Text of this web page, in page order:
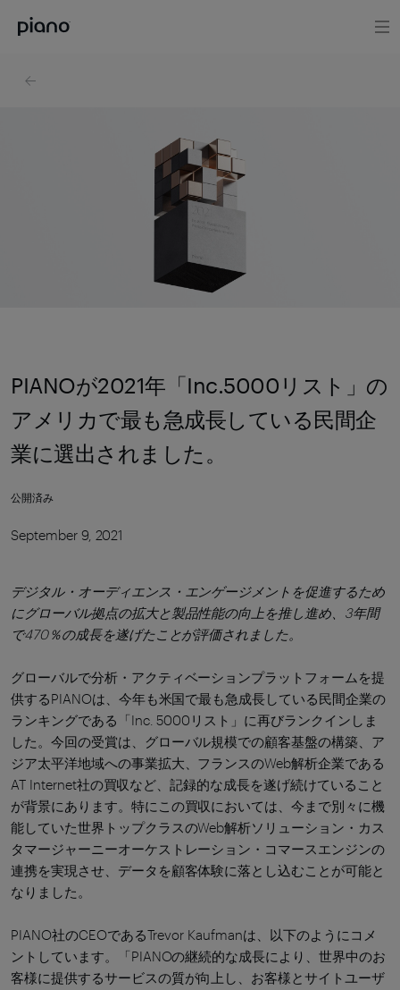
PIANOが2021年「Inc.5000リスト」の
アメリカで最も急成長している民間企
業に選出されました。
公開済み
September 9, 2021
デジタル・オーディエンス・エンゲージメントを促進するため
にグローバル拠点の拡大と製品性能の向上を推し進め、3年間
で470％の成長を遂げたことが評価されました。
グローバルで分析・アクティベーションプラットフォームを提
供するPIANOは、今年も米国で最も急成長している民間企業の
ランキングである「Inc. 5000リスト」に再びランクインしま
した。今回の受賞は、グローバル規模での顧客基盤の構築、ア
ジア太平洋地域への事業拡大、フランスのWeb解析企業である
AT Internet社の買収など、記録的な成長を遂げ続けていること
が背景にあります。特にこの買収においては、今まで別々に機
能していた世界トップクラスのWeb解析ソリューション・カス
タマージャーニーオーケストレーション・コマースエンジンの
連携を実現させ、データを顧客体験に落とし込むことが可能と
なりました。
PIANO社のCEOであるTrevor Kaufmanは、以下のようにコメ
ントしています。「PIANOの継続的な成長により、世界中のお
客様に提供するサービスの質が向上し、お客様とサイトユーザ